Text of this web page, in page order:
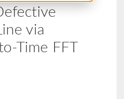
via
Time FFT